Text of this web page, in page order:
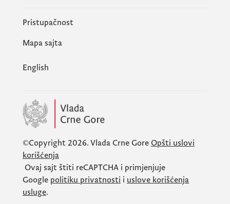
Pristupačnost
Mapa sajta
English
©Copyright 2026. Vlada Crne Gore Opšti uslovi
korišćenja
Ovaj sajt štiti reCAPTCHA i primjenjuje
Google politiku privatnosti i uslove korišćenja
usluge.